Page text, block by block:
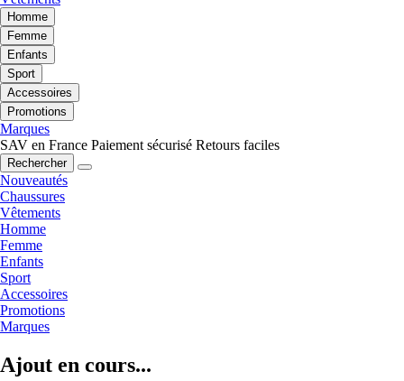
Homme
Femme
Enfants
Sport
Accessoires
Promotions
Marques
SAV en France Paiement sécurisé Retours faciles
Rechercher
Nouveautés
Chaussures
Vêtements
Homme
Femme
Enfants
Sport
Accessoires
Promotions
Marques
Ajout en cours...